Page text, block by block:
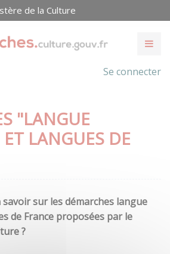
de la Culture
Se connecter
"LANGUE
ET LANGUES DE
sur les démarches langue
de France proposées par le
?